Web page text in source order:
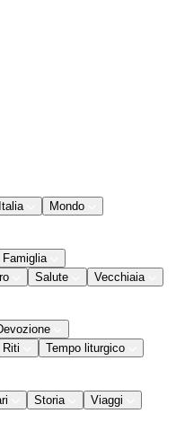
Italia
Mondo
Famiglia
Salute
Vecchiaia
Riti
Tempo liturgico
Storia Viaggi